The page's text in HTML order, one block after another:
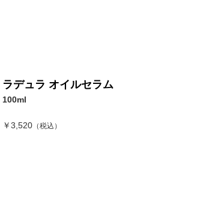
ラデュラ オイルセラム
100ml
￥3,520 （税込）